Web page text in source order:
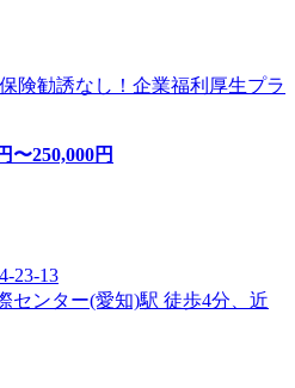
険勧誘なし！企業福利厚生プラ
〜250,000円
23-13
センター(愛知)駅 徒歩4分、近